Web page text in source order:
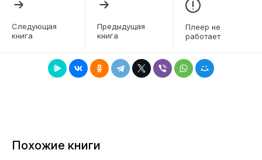
7
Следующая
книга
Предыдущая
книга
Плеер не
работает
Похожие книги